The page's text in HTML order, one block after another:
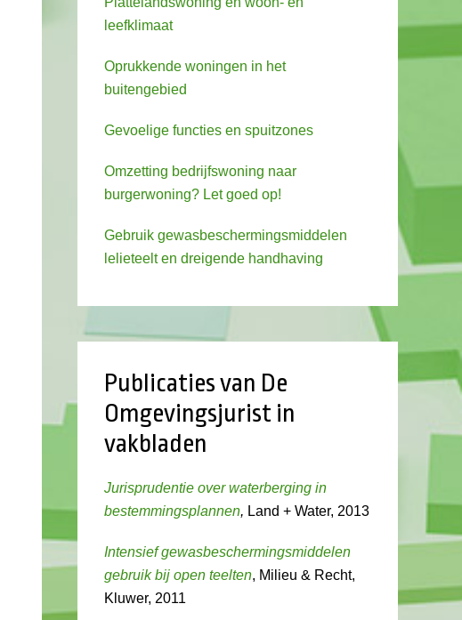
leefklimaat
Oprukkende woningen in het
buitengebied
Gevoelige functies en spuitzones
Omzetting bedrijfswoning naar
burgerwoning? Let goed op!
Gebruik gewasbeschermingsmiddelen
lelieteelt en dreigende handhaving
Publicaties van De
Omgevingsjurist in
vakbladen
Jurisprudentie over waterberging in
bestemmingsplannen, Land + Water, 2013
Intensief gewasbeschermingsmiddelen
gebruik bij open teelten, Milieu & Recht,
Kluwer, 2011